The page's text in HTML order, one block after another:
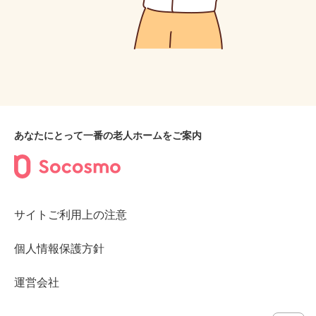
あなたにとって一番の老人ホームをご案内
サイトご利用上の注意
個人情報保護方針
運営会社